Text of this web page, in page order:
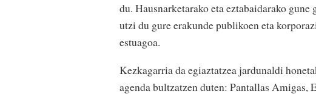
du. Hausnarketarako eta eztabaidarako
utzi du gure erakunde publikoen eta
estuagoa.
Kezkagarria da egiaztatzea jardunaldi
agenda bultzatzen duten: Pantallas